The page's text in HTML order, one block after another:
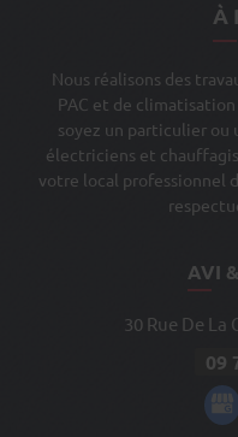
À
Nous réalisons des
PAC et de climatisation
soyez un particulier ou
électriciens et
votre local professionnel
AVI
30 Rue De La
09